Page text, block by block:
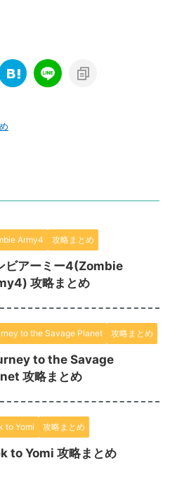
Army4 攻略まとめ
ビアーミー4(Zombie
攻略まとめ
to the Savage Planet 攻略まとめ
to the Savage
攻略まとめ
to Yomi 攻略まとめ
to Yomi 攻略まとめ